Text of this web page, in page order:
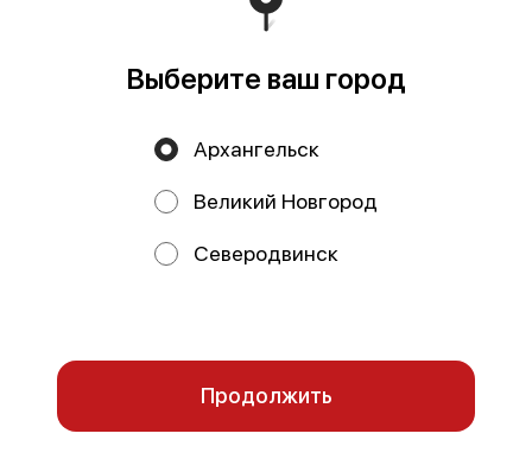
аналитических сервисов согласно нашейполитике
конфиденциальности
Работает на эффективном ядре
Политика конфиденциальности
Выберите ваш город
Архангельск
Великий Новгород
Северодвинск